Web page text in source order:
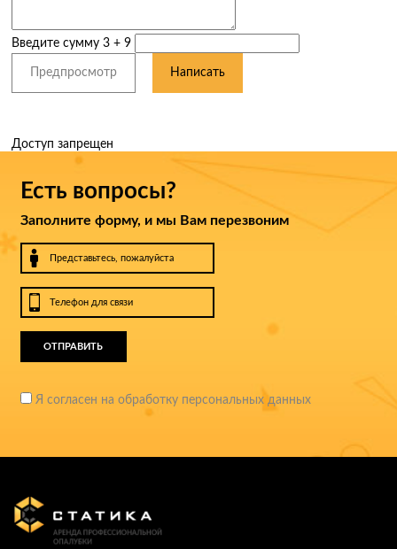
Введите сумму 3 + 9
Доступ запрещен
Есть вопросы?
Заполните форму, и мы Вам перезвоним
ОТПРАВИТЬ
Я согласен на обработку персональных данных